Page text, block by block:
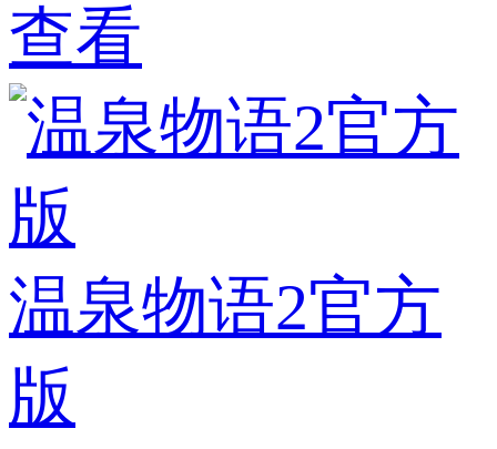
查看
温泉物语2官方
版